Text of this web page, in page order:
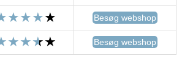
Besøg webshop
Besøg webshop